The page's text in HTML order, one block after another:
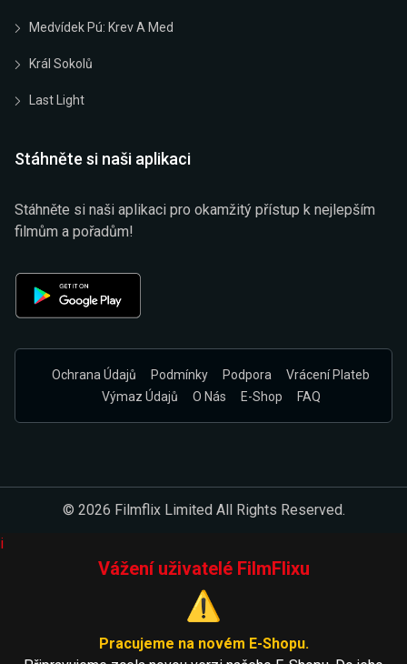
Medvídek Pú: Krev A Med
Král Sokolů
Last Light
Stáhněte si naši aplikaci
Stáhněte si naši aplikaci pro okamžitý přístup k nejlepším
filmům a pořadům!
Ochrana Údajů Podmínky Podpora
Vrácení Plateb
Výmaz Údajů
O Nás E-Shop FAQ
© 2026 Filmflix Limited All Rights Reserved.
i
Vážení uživatelé FilmFlixu
⚠️
Pracujeme na novém E-Shopu.